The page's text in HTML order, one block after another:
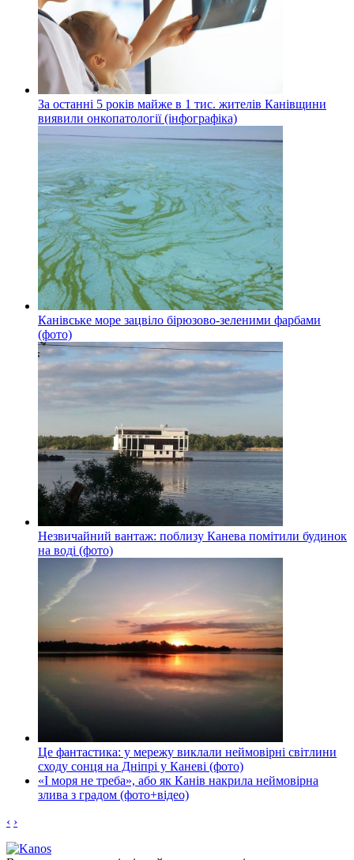
За останні 5 років майже в 1 тис. жителів Канівщини
виявили онкопатології (інфографіка)
Канівське море зацвіло бірюзово-зеленими фарбами
(фото)
Незвичайний вантаж: поблизу Канева помітили будинок
на воді (фото)
Це фантастика: у мережу виклали неймовірні світлини
сходу сонця на Дніпрі у Каневі (фото)
«І моря не треба», або як Канів накрила неймовірна
злива з градом (фото+відео)
‹ ›